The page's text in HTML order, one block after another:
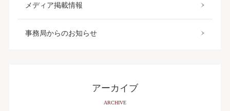
メディア掲載情報
事務局からのお知らせ
アーカイブ
ARCHIVE